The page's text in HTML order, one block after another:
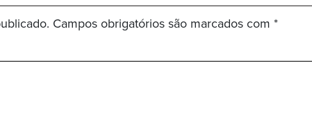
Campos obrigatórios são marcados com *